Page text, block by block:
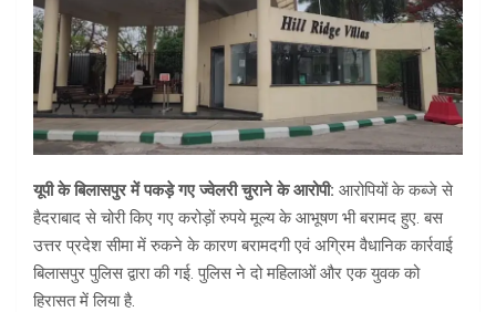
यूपी के बिलासपुर में पकड़े गए ज्वेलरी चुराने के आरोपी: आरोपियों के कब्जे से
हैदराबाद से चोरी किए गए करोड़ों रुपये मूल्य के आभूषण भी बरामद हुए. बस
उत्तर प्रदेश सीमा में रुकने के कारण बरामदगी एवं अग्रिम वैधानिक कार्रवाई
बिलासपुर पुलिस द्वारा की गई. पुलिस ने दो महिलाओं और एक युवक को
हिरासत में लिया है.